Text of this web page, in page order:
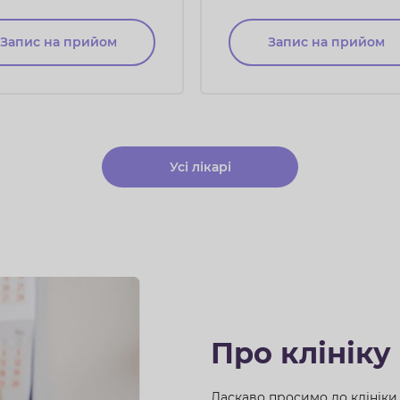
лікар УЗД,
УАРМ, ASRM, ESHRE
Запис на прийом Запис на прийом
Усі лікарі
Про клініку